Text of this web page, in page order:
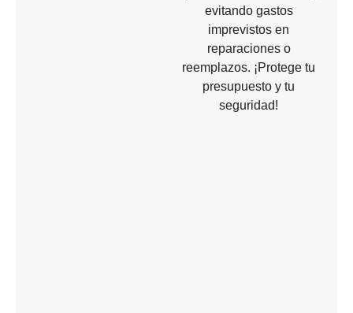
evitando gastos
imprevistos en
reparaciones o
reemplazos. ¡Protege tu
presupuesto y tu
seguridad!